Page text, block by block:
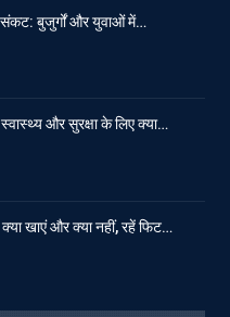
संकट: बुजुर्गों और युवाओं में…
और सुरक्षा के लिए क्या…
क्या खाएं और क्या नहीं, रहें फिट…